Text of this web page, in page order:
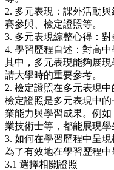
2. 多元表現：課外活動
賽參與、檢定證照等。
3. 多元表現綜整心得：對
4. 學習歷程自述：對高中
其中，多元表現能夠展
請大學時的重要參考。
2. 檢定證照在多元表現
檢定證照是多元表現中
業能力與學習成果。例
業技術士等，都能展現學
3. 如何在學習歷程中呈現
為了有效地在學習歷程中
3.1 選擇相關證照